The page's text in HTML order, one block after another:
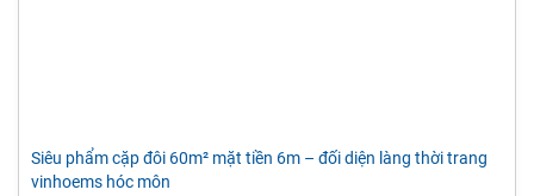
siêu phẩm cặp đôi 60m² mặt tiền 6m – đối diện làng thời trang
vinhoems hóc môn